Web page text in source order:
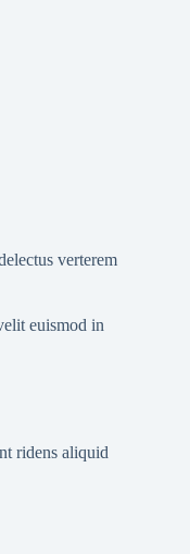
verterem
euismod in
ridens aliquid